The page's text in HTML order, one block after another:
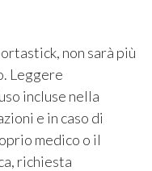
non sarà più
Leggere
incluse nella
e in caso di
medico o il
richiesta